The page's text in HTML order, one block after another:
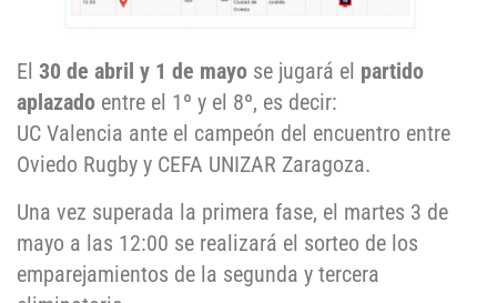
El 30 de abril y 1 de mayo se jugará el partido
aplazado entre el 1º y el 8º, es decir:
UC Valencia ante el campeón del encuentro entre
Oviedo Rugby y CEFA UNIZAR Zaragoza.
Una vez superada la primera fase, el martes 3 de
mayo a las 12:00 se realizará el sorteo de los
emparejamientos de la segunda y tercera